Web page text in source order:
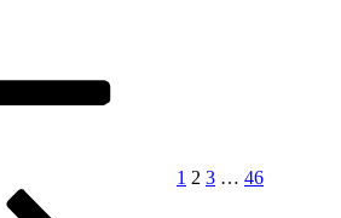
1 2 3 … 46